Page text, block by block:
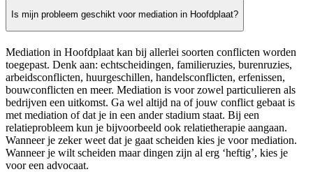
Is mijn probleem geschikt voor mediation in Hoofdplaat?
Mediation in Hoofdplaat kan bij allerlei soorten conflicten worden
toegepast. Denk aan: echtscheidingen, familieruzies, burenruzies,
arbeidsconflicten, huurgeschillen, handelsconflicten, erfenissen,
bouwconflicten en meer. Mediation is voor zowel particulieren als
bedrijven een uitkomst. Ga wel altijd na of jouw conflict gebaat is
met mediation of dat je in een ander stadium staat. Bij een
relatieprobleem kun je bijvoorbeeld ook relatietherapie aangaan.
Wanneer je zeker weet dat je gaat scheiden kies je voor mediation.
Wanneer je wilt scheiden maar dingen zijn al erg ‘heftig’, kies je
voor een advocaat.